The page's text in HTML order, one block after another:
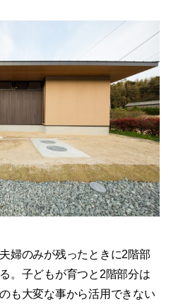
婦のみが残ったときに2階部
。子どもが育つと2階部分は
も大変な事から活用できない